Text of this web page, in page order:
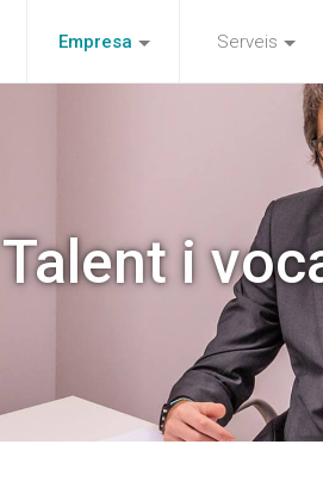
Empresa Serveis
Talent i